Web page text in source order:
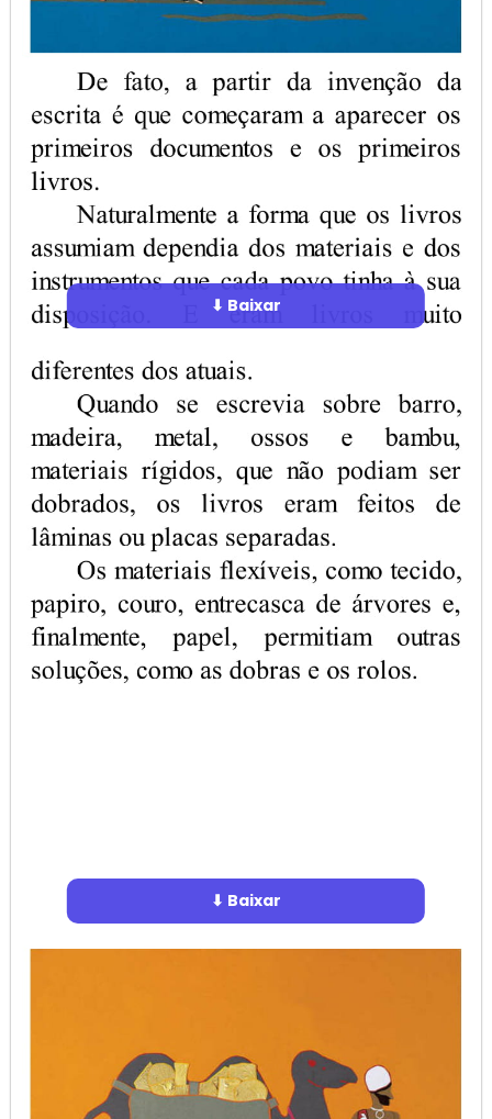
⬇ Baixar
⬇ Baixar